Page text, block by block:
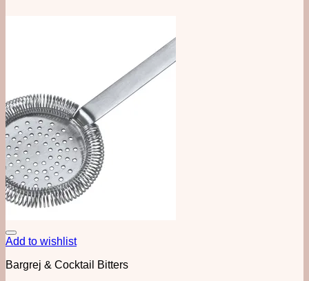
Add to wishlist
Bargrej & Cocktail Bitters